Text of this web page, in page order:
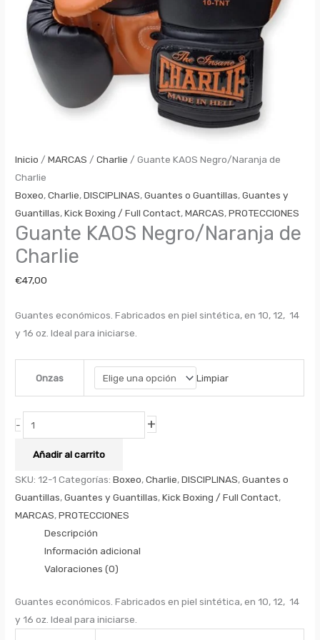
Inicio /MARCAS /Charlie / Guante KAOS Negro/Naranja de
Charlie
Boxeo,Charlie,DISCIPLINAS,Guantes o Guantillas,Guantes y
Guantillas,Kick Boxing / Full Contact,MARCAS,PROTECCIONES
Guante KAOS Negro/Naranja de
Charlie
€47,00
Guantes económicos. Fabricados en piel sintética, en 10, 12, 14
y 16 oz. Ideal para iniciarse.
Onzas Limpiar
- +
Añadir al carrito
SKU:12-1 Categorías:Boxeo,Charlie,DISCIPLINAS,Guantes o
Guantillas,Guantes y Guantillas,Kick Boxing / Full Contact,
MARCAS,PROTECCIONES
Descripción
Información adicional
Valoraciones (0)
Guantes económicos. Fabricados en piel sintética, en 10, 12, 14
y 16 oz. Ideal para iniciarse.